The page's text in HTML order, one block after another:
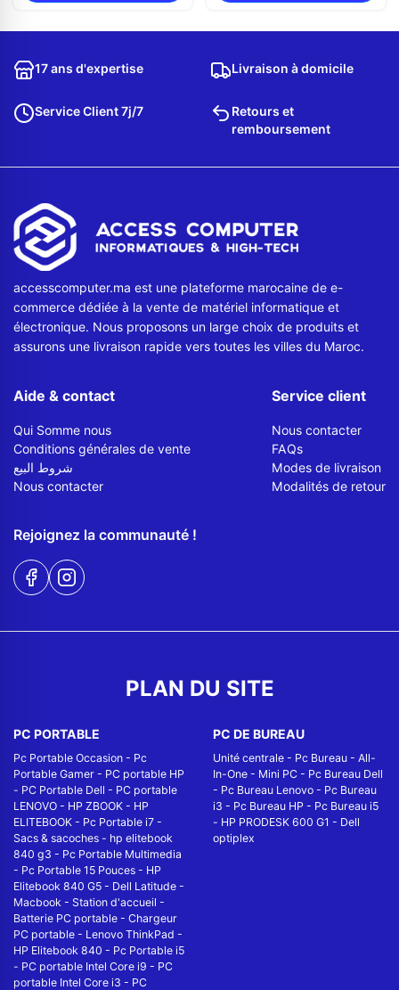
17 ans d'expertise Livraison à domicile
Service Client 7j/7
Retours et
remboursement
accesscomputer.ma est une plateforme marocaine de e-
commerce dédiée à la vente de matériel informatique et
électronique. Nous proposons un large choix de produits et
assurons une livraison rapide vers toutes les villes du Maroc.
Aide & contact
Qui Somme nous
Conditions générales de vente
شروط البيع
Nous contacter
Service client
Nous contacter
FAQs
Modes de livraison
Modalités de retour
Rejoignez la communauté !
PLAN DU SITE
PC PORTABLE
Pc Portable Occasion - Pc
Portable Gamer - PC portable HP
- PC Portable Dell - PC portable
LENOVO - HP ZBOOK - HP
ELITEBOOK - Pc Portable i7 -
Sacs & sacoches - hp elitebook
840 g3 - Pc Portable Multimedia
- Pc Portable 15 Pouces - HP
Elitebook 840 G5 - Dell Latitude -
Macbook - Station d'accueil -
Batterie PC portable - Chargeur
PC portable - Lenovo ThinkPad -
HP Elitebook 840 - Pc Portable i5
- PC portable Intel Core i9 - PC
portable Intel Core i3 - PC
PC DE BUREAU
Unité centrale - Pc Bureau - All-
In-One - Mini PC - Pc Bureau Dell
- Pc Bureau Lenovo - Pc Bureau
i3 - Pc Bureau HP - Pc Bureau i5
- HP PRODESK 600 G1 - Dell
optiplex